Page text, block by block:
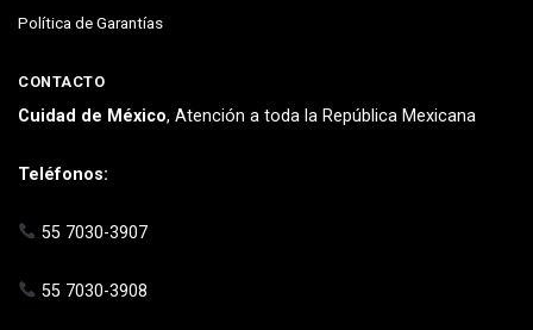
Política de Garantías
CONTACTO
Cuidad de México, Atención a toda la República Mexicana
Teléfonos:
55 7030-3907
55 7030-3908